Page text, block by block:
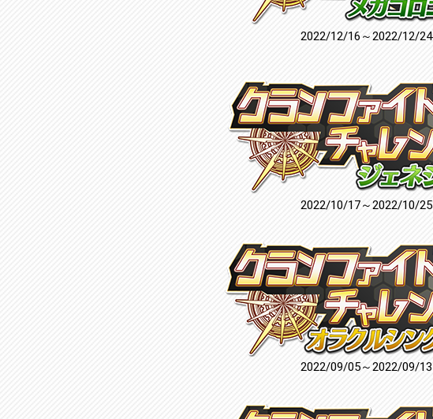
2022/12/16～2022/12/24
2022/10/17～2022/10/25
2022/09/05～2022/09/13